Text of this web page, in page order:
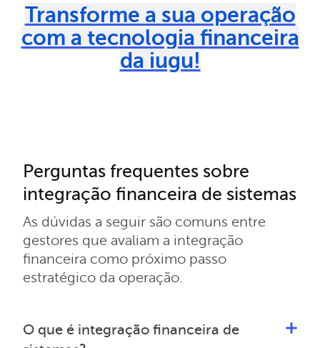
Transforme a sua operação
com a tecnologia financeira
da iugu!
Perguntas frequentes sobre
integração financeira de sistemas
As dúvidas a seguir são comuns entre
gestores que avaliam a integração
financeira como próximo passo
estratégico da operação.
O que é integração financeira de